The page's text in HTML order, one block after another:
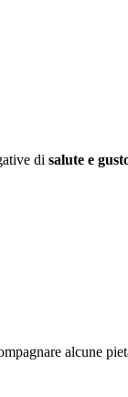
di salute e
alcune